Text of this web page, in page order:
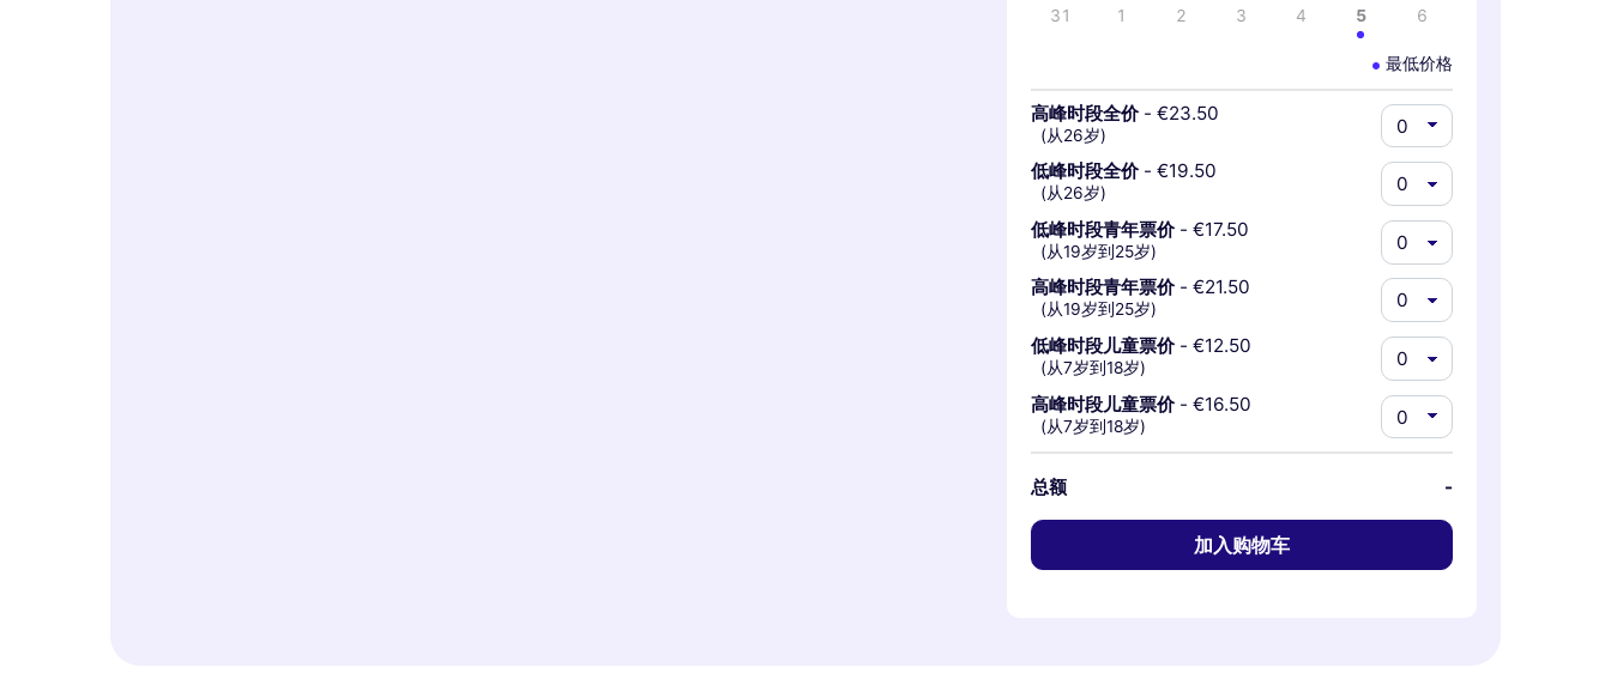
31 1 2 3 4 5 6
最低价格
高峰时段全价 - €23.50
(从26岁)
低峰时段全价 - €19.50
(从26岁)
低峰时段青年票价 - €17.50
(从19岁到25岁)
高峰时段青年票价 - €21.50
(从19岁到25岁)
低峰时段儿童票价 - €12.50
(从7岁到18岁)
高峰时段儿童票价 - €16.50
(从7岁到18岁)
总额 -
加入购物车